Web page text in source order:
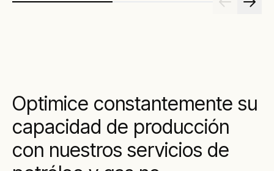
Optimice constantemente su
capacidad de producción
con nuestros servicios de